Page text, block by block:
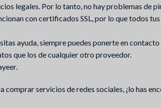
legales. Por lo tanto, no hay problemas de
con certificados SSL, por lo que todos
ayuda, siempre puedes ponerte en
que los de cualquier otro proveedor.
comprar servicios de redes sociales, ¡lo has